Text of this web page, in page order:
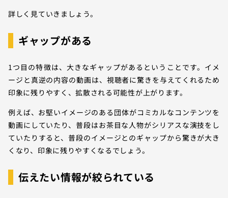
詳しく見ていきましょう。
ギャップがある
1つ目の特徴は、大きなギャップがあるということです。イメ
ージと真逆の内容の動画は、視聴者に驚きを与えてくれるため
印象に残りやすく、拡散される可能性が上がります。
例えば、お堅いイメージのある団体がコミカルなコンテンツを
動画にしていたり、普段はお茶目な人物がシリアスな演技をし
ていたりすると、普段のイメージとのギャップから驚きが大き
くなり、印象に残りやすくなるでしょう。
伝えたい情報が絞られている